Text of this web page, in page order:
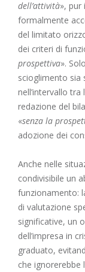
dell’attività», pur
formalmente
del limitato
dei criteri di
prospettiva».
scioglimento sia
nell’intervallo tra
redazione del
«senza la
adozione dei
Anche nelle
condivisibile un
funzionamento:
di valutazione
significative, un
dell’impresa in
graduato,
che ignorerebbe